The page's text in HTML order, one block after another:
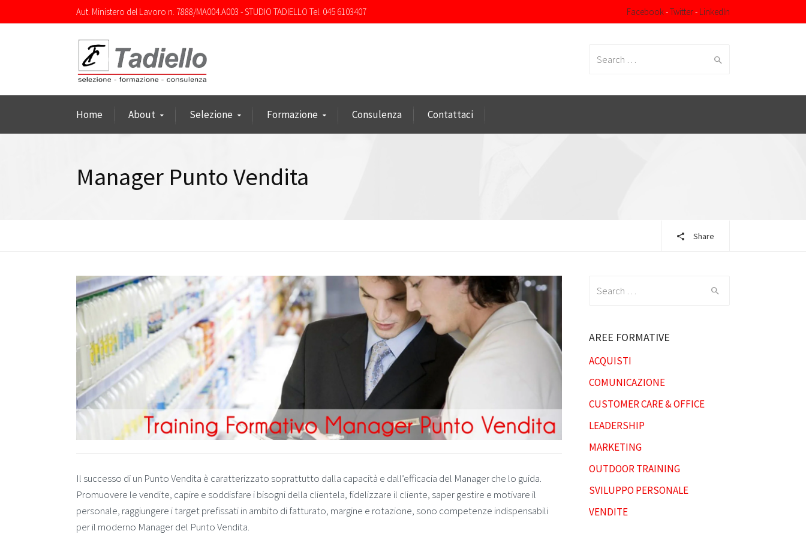
Aut. Ministero del Lavoro n. 7888/MA004.A003 - STUDIO TADIELLO Tel. 045 6103407 Facebook-Twitter- LinkedIn
for:
Home About Selezione Formazione Consulenza Contattaci
Manager Punto Vendita
Share
Il successo di un Punto Vendita è caratterizzato soprattutto dalla capacità e dall’efficacia del Manager che lo guida.
Promuovere le vendite, capire e soddisfare i bisogni della clientela, fidelizzare il cliente, saper gestire e motivare il
personale, raggiungere i target prefissati in ambito di fatturato, margine e rotazione, sono competenze indispensabili
per il moderno Manager del Punto Vendita.
AREE FORMATIVE
ACQUISTI
COMUNICAZIONE
CUSTOMER CARE & OFFICE
LEADERSHIP
MARKETING
OUTDOOR TRAINING
SVILUPPO PERSONALE
VENDITE